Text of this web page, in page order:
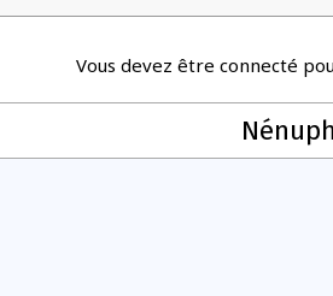
Vous devez être connecté